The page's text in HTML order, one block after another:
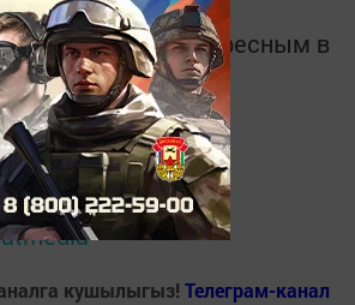
важным и интересным в
Татмедиа
Татарстана в
MАХ:
кушылыгыз! Телеграм-канал